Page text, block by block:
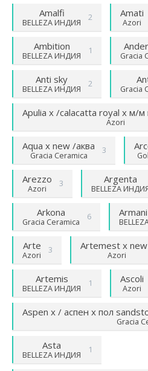
Amalfi
BELLEZA ИНДИЯ
2 Amati
Azori
Ambition
BELLEZA ИНДИЯ
1
Gracia
Anti sky
BELLEZA ИНДИЯ
2
Gracia
Apulia х /calacatta royal х м/м
Azori
Aqua х new /аква
Gracia Ceramica
3
Arezzo
Azori
3 Argenta
BELLEZA
Arkona
Gracia Ceramica
6
Arte
Azori
3 Artemest х
Azori
Artemis
BELLEZA ИНДИЯ
1 Ascoli
Azori
Aspen х / аспен х пол
Gracia
Asta
BELLEZA ИНДИЯ
1